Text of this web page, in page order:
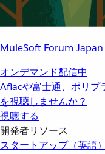
MuleSoft Forum Japan
オンデマンド配信中
Aflacや富士通、ポリプ
を視聴しませんか？
視聴する
開発者リソース
スタートアップ（英語）